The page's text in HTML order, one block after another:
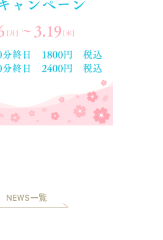
NEWS一覧